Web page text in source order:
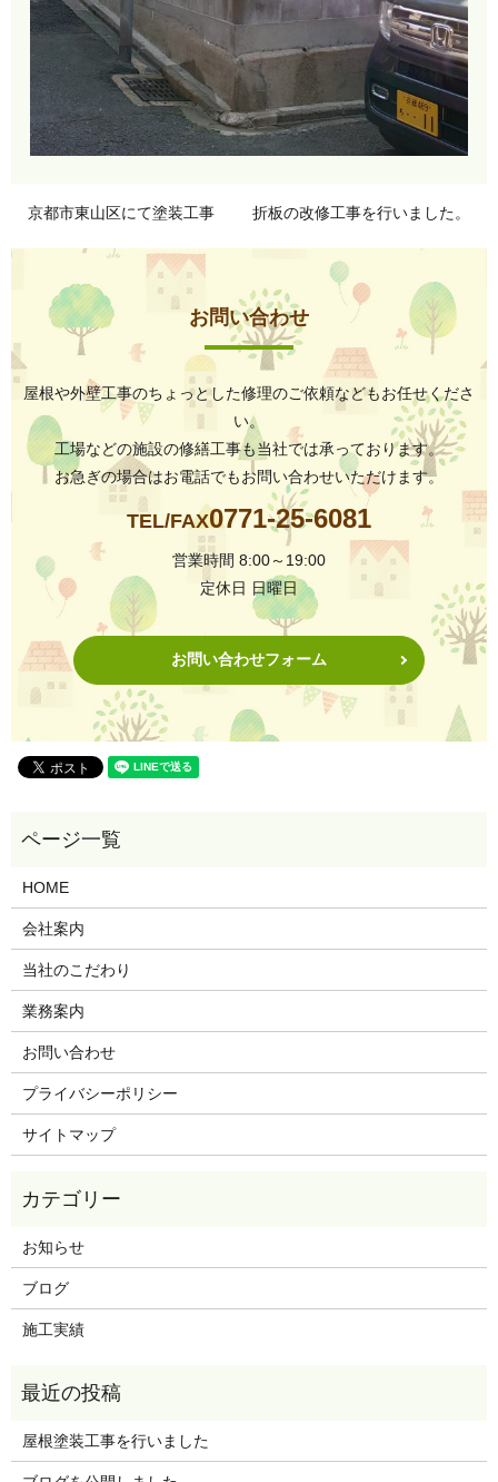
京都市東山区にて塗装工事 折板の改修工事を行いました。
お問い合わせ
屋根や外壁工事のちょっとした修理のご依頼などもお任せくださ
い。
工場などの施設の修繕工事も当社では承っております。
お急ぎの場合はお電話でもお問い合わせいただけます。
TEL/FAX0771-25-6081
営業時間 8:00～19:00
定休日 日曜日
お問い合わせフォーム
HOME
会社案内
当社のこだわり
業務案内
お問い合わせ
プライバシーポリシー
サイトマップ
お知らせ
ブログ
施工実績
屋根塗装工事を行いました